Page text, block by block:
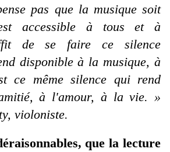
pas que la musique soit
accessible à tous et à
de se faire ce silence
disponible à la musique, à
ce même silence qui rend
à l'amour, à la vie. »
violoniste.
que la lecture